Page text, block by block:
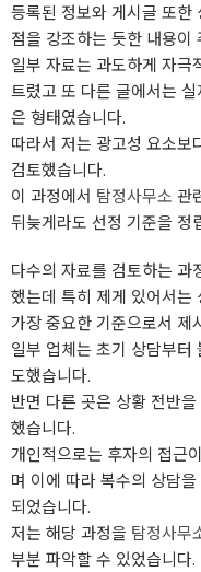
등록된 정보와 게시글 또한
점을 강조하는 듯한 내용이
일부 자료는 과도하게 자극
트렸고 또 다른 글에서는
은 형태였습니다.
따라서 저는 광고성 요소보
검토했습니다.
이 과정에서 탐정사무소 관
뒤늦게라도 선정 기준을 정
다수의 자료를 검토하는 과
했는데 특히 제게 있어서는
가장 중요한 기준으로서 제
일부 업체는 초기 상담부
도했습니다.
반면 다른 곳은 상황 전반
했습니다.
개인적으로는 후자의 접근
며 이에 따라 복수의 상담
되었습니다.
저는 해당 과정을 탐정사무
부분 파악할 수 있었습니다.